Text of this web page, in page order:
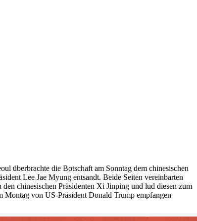
überbrachte die Botschaft am Sonntag dem chinesischen
Lee Jae Myung entsandt. Beide Seiten vereinbarten
chinesischen Präsidenten Xi Jinping und lud diesen zum
von US-Präsident Donald Trump empfangen